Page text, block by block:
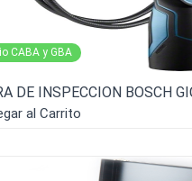
CABA y GBA
DE INSPECCION BOSCH
al Carrito